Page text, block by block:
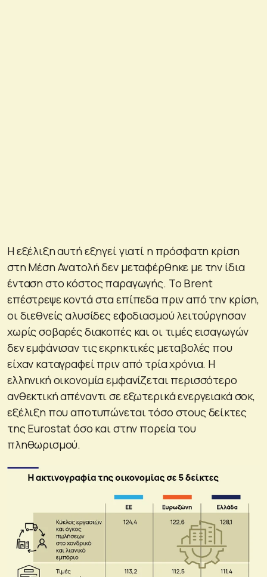
Η εξέλιξη αυτή εξηγεί γιατί η πρόσφατη κρίση
στη Μέση Ανατολή δεν μεταφέρθηκε με την ίδια
ένταση στο κόστος παραγωγής. Το Brent
επέστρεψε κοντά στα επίπεδα πριν από την κρίση,
οι διεθνείς αλυσίδες εφοδιασμού λειτούργησαν
χωρίς σοβαρές διακοπές και οι τιμές εισαγωγών
δεν εμφάνισαν τις εκρηκτικές μεταβολές που
είχαν καταγραφεί πριν από τρία χρόνια. Η
ελληνική οικονομία εμφανίζεται περισσότερο
ανθεκτική απέναντι σε εξωτερικά ενεργειακά σοκ,
εξέλιξη που αποτυπώνεται τόσο στους δείκτες
της Eurostat όσο και στην πορεία του
πληθωρισμού.